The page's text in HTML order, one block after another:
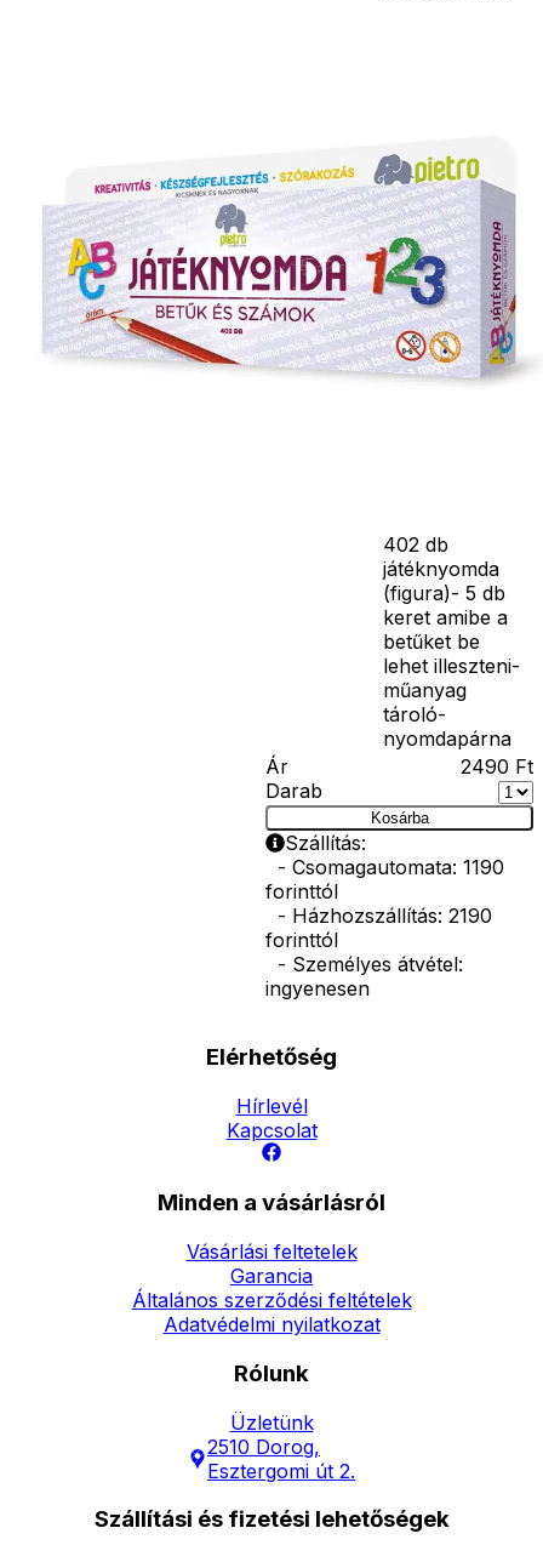
figurás
nyomdákkal
kombinálva
egyszerűen
gyárthatsz
csodaszép
meghívókat
vagy egyén
vagány
dolgokat. A
402 db
játéknyomda
(figura)- 5 db
keret amibe a
betűket be
lehet illeszteni-
műanyag
tároló-
nyomdapárna
Ár
2490 Ft
Darab
Kosárba
Szállítás:
- Csomagautomata: 1190
forinttól
- Házhozszállítás: 2190
forinttól
- Személyes átvétel:
ingyenesen
Elérhetőség
Hírlevél
Kapcsolat
Minden a vásárlásról
Vásárlási feltetelek
Garancia
Általános szerződési feltételek
Adatvédelmi nyilatkozat
Rólunk
Üzletünk
2510 Dorog,
Esztergomi út 2.
Szállítási és fizetési lehetőségek